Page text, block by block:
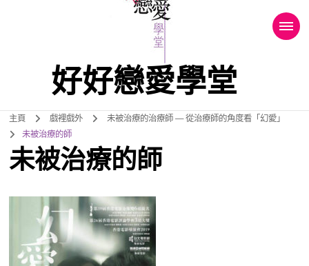
好好戀愛學堂
主頁 戲裡戲外
未被治療的治療師 — 從治療師的角度看「幻愛」
未被治療的師
未被治療的師